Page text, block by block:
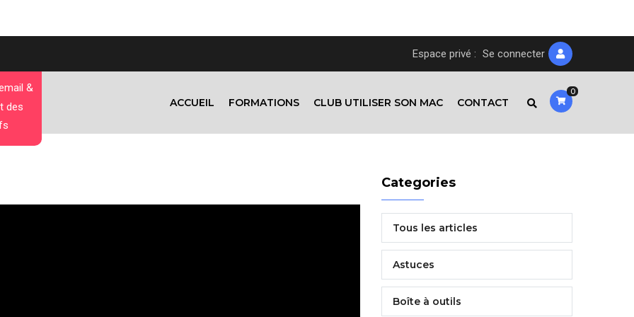
Espace privé : Se connecter
ACCUEIL FORMATIONS CLUB UTILISER SON MAC CONTACT
&
des
0
Categories
Tous les articles
Astuces
Boîte à outils